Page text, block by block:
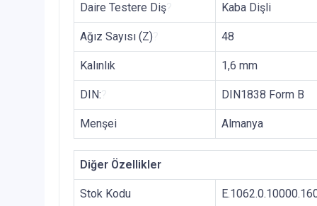
Daire Testere Diş Kaba Dişli
Ağız Sayısı (Z) 48
Kalınlık 1,6 mm
DIN: DIN1838 Form B
Menşei Almanya
Diğer Özellikler
Stok Kodu